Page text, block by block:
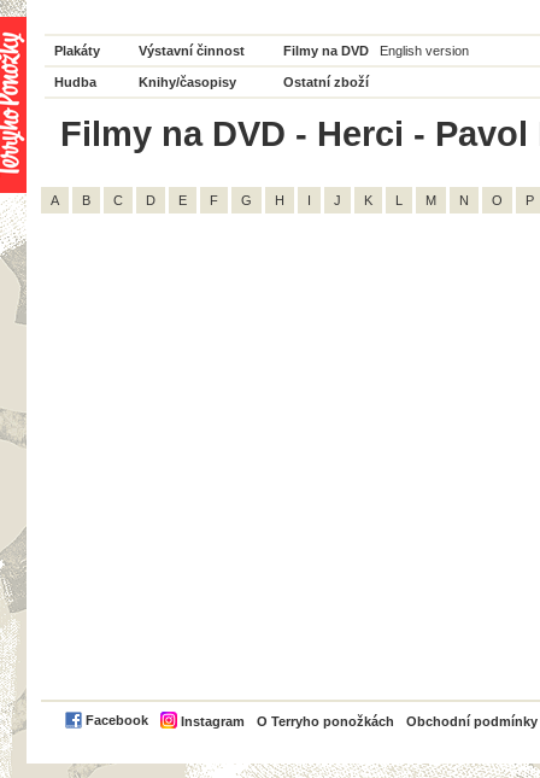
Plakáty Výstavní činnost Filmy na DVD English version
Hudba Knihy/časopisy Ostatní zboží
Filmy na DVD - Herci -
A B C D E F G H I J K L M N O P
Facebook Instagram O Terryho ponožkách Obchodní podmínky
PayPal